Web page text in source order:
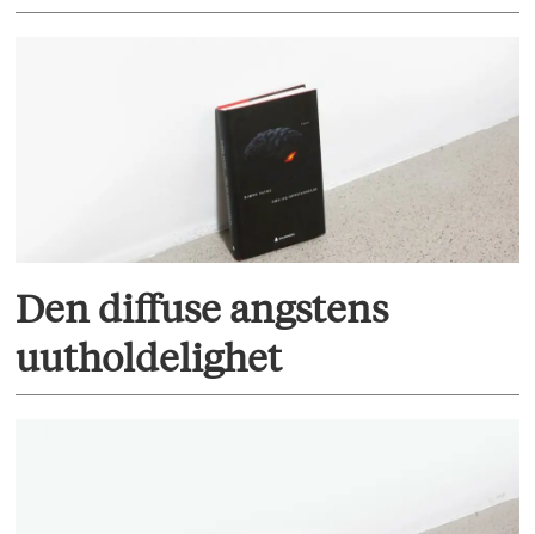
Den diffuse angstens
uutholdelighet